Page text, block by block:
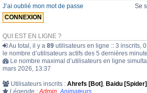
J’ai oublié mon mot de passe
Se
QUI EST EN LIGNE ?
Au total, il y a 89 utilisateurs en ligne :: 3 inscrits,
le nombre d’utilisateurs actifs des 5 dernières
Le nombre maximal d’utilisateurs en ligne
mars 2026, 13:37
Utilisateurs inscrits : Ahrefs [Bot] , Baidu [Spider]
Légende : Admin Animateurs